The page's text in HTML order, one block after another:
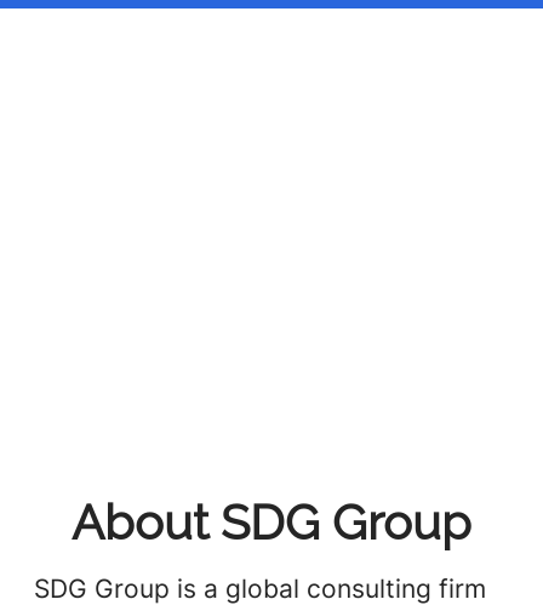
About SDG Group
SDG Group is a global consulting firm